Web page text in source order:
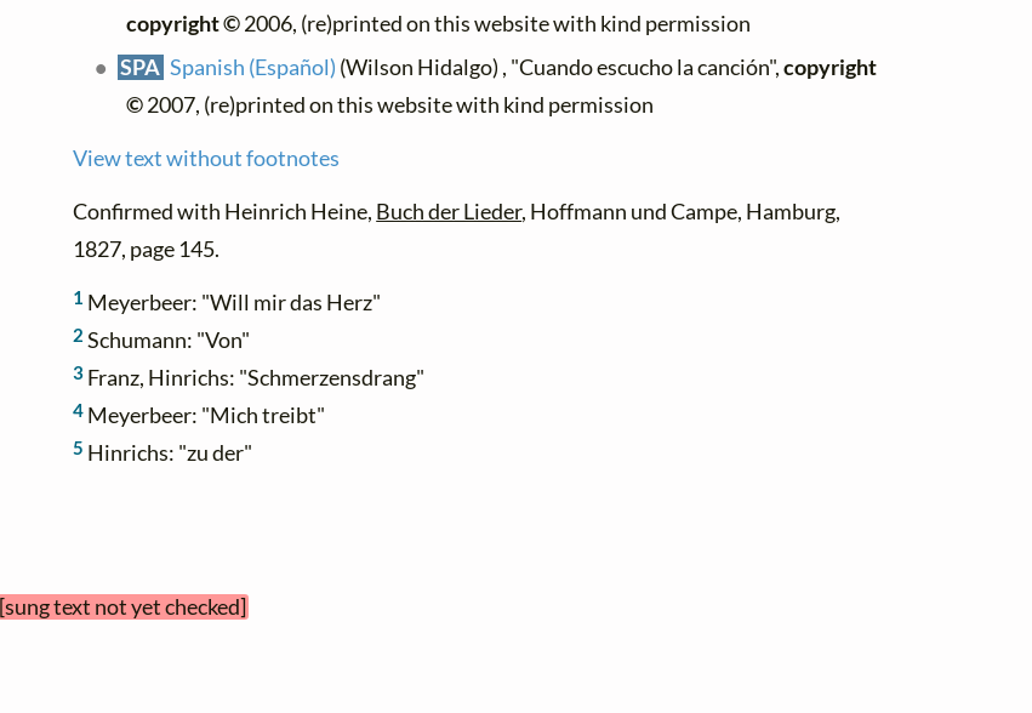
copyright ©2006, (re)printed on this website with kind permission
SPA Spanish (Español) (Wilson Hidalgo) , "Cuando escucho la canción",copyright
©2007, (re)printed on this website with kind permission
View text without footnotes
Confirmed with Heinrich Heine, Buch der Lieder, Hoffmann und Campe, Hamburg,
1827, page 145.
1 Meyerbeer: "Will mir das Herz"
2 Schumann: "Von"
3 Franz, Hinrichs: "Schmerzensdrang"
4 Meyerbeer: "Mich treibt"
5 Hinrichs: "zu der"
[sung text not yet checked]